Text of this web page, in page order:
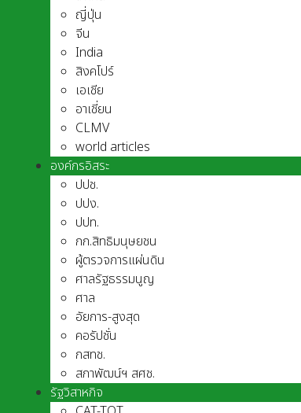
ญี่ปุ่น
จีน
India
สิงคโปร์
เอเชีย
อาเชี่ยน
CLMV
world articles
องค์กรอิสระ
ปปช.
ปปง.
ปปท.
กก.สิทธิมนุษยชน
ผู้ตรวจการแผ่นดิน
ศาลรัฐธรรมนูญ
ศาล
อัยการ-สูงสุด
คอรัปชั่น
กสทช.
สภาพัฒน์ฯ สศช.
รัฐวิสาหกิจ